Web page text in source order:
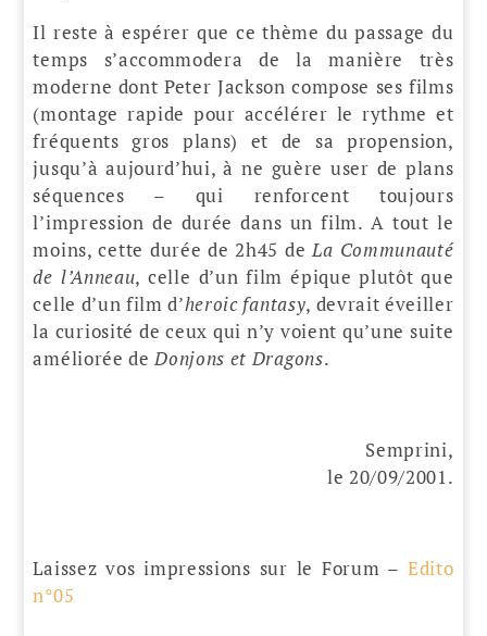
Il reste à espérer que ce thème du passage du
temps s’accommodera de la manière très
moderne dont Peter Jackson compose ses films
(montage rapide pour accélérer le rythme et
fréquents gros plans) et de sa propension,
jusqu’à aujourd’hui, à ne guère user de plans
séquences – qui renforcent toujours
l’impression de durée dans un film. A tout le
moins, cette durée de 2h45 deLa Communauté
de l’Anneau, celle d’un film épique plutôt que
celle d’un film d’heroic fantasy, devrait éveiller
la curiosité de ceux qui n’y voient qu’une suite
améliorée deDonjons et Dragons.
Semprini,
le 20/09/2001.
Laissez vos impressions sur le Forum –Edito
n°05